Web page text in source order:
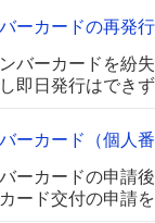
ーカードの再発行
バーカードを紛
即日発行はでき
ーカード（個人
ーカードの申請
ード交付の申請